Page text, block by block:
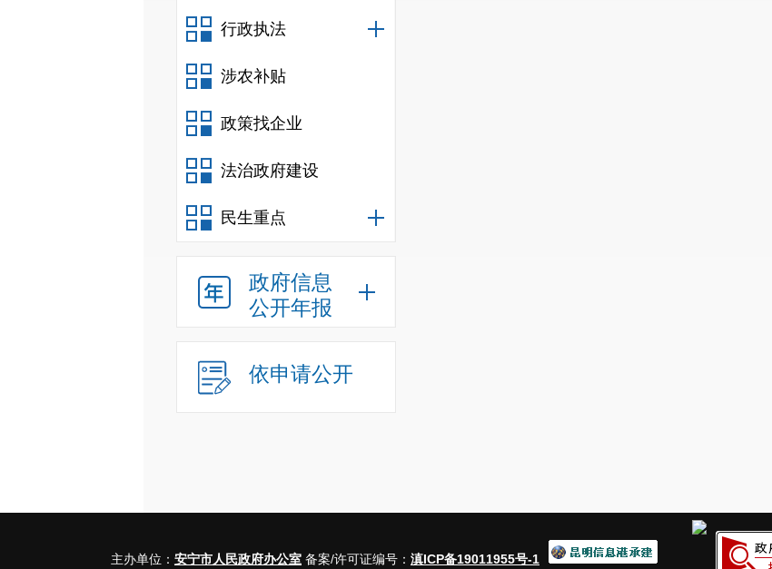
行政执法
涉农补贴
政策找企业
法治政府建设
民生重点
政府信息
公开年报
依申请公开
主办单位： 安宁市人民政府办公室 备案/许可证编号： 滇ICP备19011955号-1